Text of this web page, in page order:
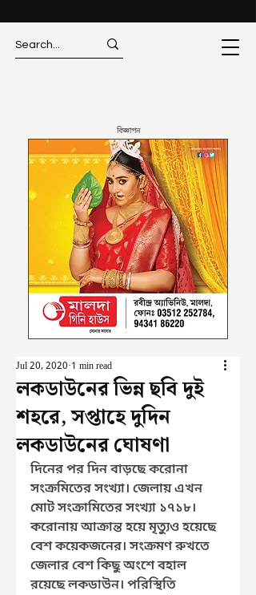
বিজ্ঞাপন
লকডাউনের ভিন্ন ছবি দুই
শহরে, সপ্তাহে দুদিন
লকডাউনের ঘোষণা
Jul 20, 2020 1 min read
দিনের পর দিন বাড়ছে করোনা
সংক্রমিতের সংখ্যা। জেলায় এখন
মোট সংক্রামিতের সংখ্যা ১৭১৮।
করোনায় আক্রান্ত হয়ে মৃত্যুও হয়েছে
বেশ কয়েকজনের। সংক্রমণ রুখতে
জেলার বেশ কিছু অংশে বহাল
রয়েছে লকডাউন। পরিস্থিতি